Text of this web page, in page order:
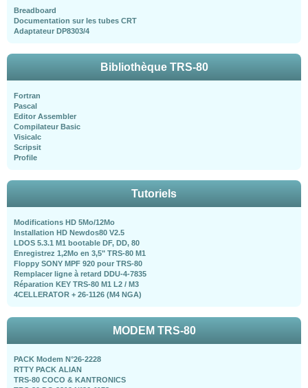
Breadboard
Documentation sur les tubes CRT
Adaptateur DP8303/4
Bibliothèque TRS-80
Fortran
Pascal
Editor Assembler
Compilateur Basic
Visicalc
Scripsit
Profile
Tutoriels
Modifications HD 5Mo/12Mo
Installation HD Newdos80 V2.5
LDOS 5.3.1 M1 bootable DF, DD, 80
Enregistrez 1,2Mo en 3,5" TRS-80 M1
Floppy SONY MPF 920 pour TRS-80
Remplacer ligne à retard DDU-4-7835
Réparation KEY TRS-80 M1 L2 / M3
4CELLERATOR + 26-1126 (M4 NGA)
MODEM TRS-80
PACK Modem N°26-2228
RTTY PACK ALIAN
TRS-80 COCO & KANTRONICS